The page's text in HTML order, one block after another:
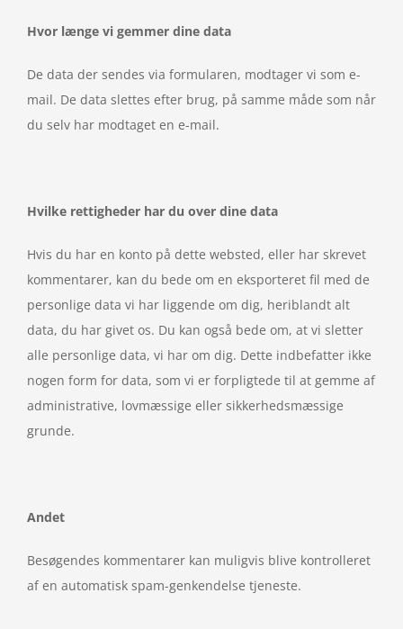
Hvor længe vi gemmer dine data
De data der sendes via formularen, modtager vi som e-
mail. De data slettes efter brug, på samme måde som når
du selv har modtaget en e-mail.
Hvilke rettigheder har du over dine data
Hvis du har en konto på dette websted, eller har skrevet
kommentarer, kan du bede om en eksporteret fil med de
personlige data vi har liggende om dig, heriblandt alt
data, du har givet os. Du kan også bede om, at vi sletter
alle personlige data, vi har om dig. Dette indbefatter ikke
nogen form for data, som vi er forpligtede til at gemme af
administrative, lovmæssige eller sikkerhedsmæssige
grunde.
Andet
Besøgendes kommentarer kan muligvis blive kontrolleret
af en automatisk spam-genkendelse tjeneste.